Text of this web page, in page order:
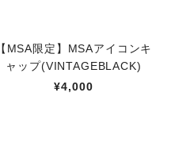
【MSA限定】MSAアイコンキ
ャップ(VINTAGEBLACK)
¥4,000